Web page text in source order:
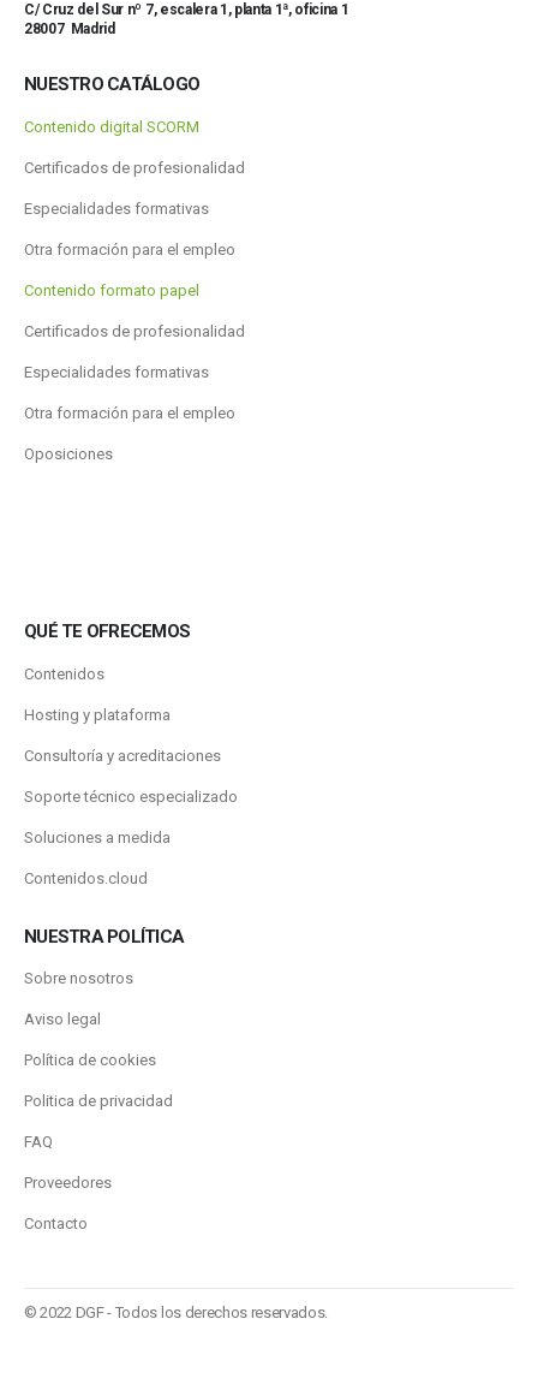
C/ Cruz del Sur nº 7, escalera 1, planta 1ª, oficina 1
28007 Madrid
NUESTRO CATÁLOGO
Contenido digital SCORM
Certificados de profesionalidad
Especialidades formativas
Otra formación para el empleo
Contenido formato papel
Certificados de profesionalidad
Especialidades formativas
Otra formación para el empleo
Oposiciones
QUÉ TE OFRECEMOS
Contenidos
Hosting y plataforma
Consultoría y acreditaciones
Soporte técnico especializado
Soluciones a medida
Contenidos.cloud
NUESTRA POLÍTICA
Sobre nosotros
Aviso legal
Política de cookies
Politica de privacidad
FAQ
Proveedores
Contacto
© 2022 DGF - Todos los derechos reservados.